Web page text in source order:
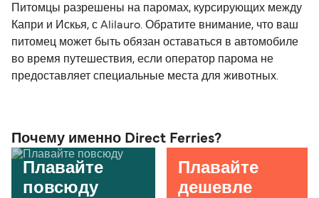
Питомцы разрешены на паромах, курсирующих между
Капри и Искья, с Alilauro. Обратите внимание, что ваш
питомец может быть обязан оставаться в автомобиле
во время путешествия, если оператор парома не
предоставляет специальные места для животных.
Почему именно Direct Ferries?
Плавайте
повсюду
Плавайте
дешевле